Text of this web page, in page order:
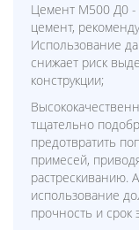
Цемент М500 Д0 -
цемент,
Использование
снижает риск
конструкции;
тщательно
предотвратить
примесей,
растрескиванию.
использование
прочность и срок